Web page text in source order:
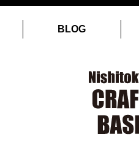
BLOG